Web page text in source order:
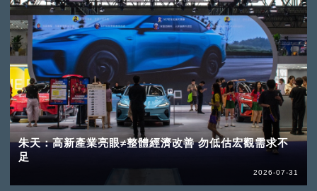
朱天：高新產業亮眼≠整體經濟改善 勿低估宏觀需求不
足
2026-07-31